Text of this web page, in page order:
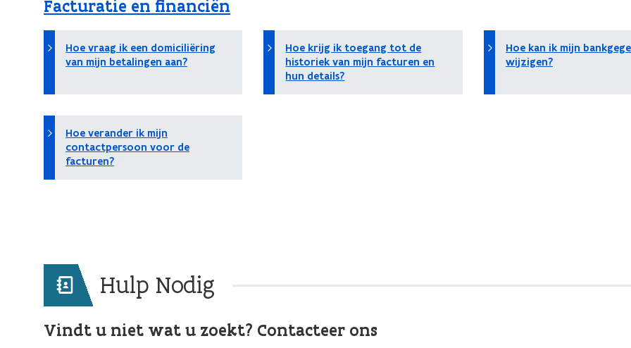
Facturatie en financiën
Hoe vraag ik een domiciliëring
van mijn betalingen aan?
Hoe krijg ik toegang tot de
historiek van mijn facturen en
hun details?
Hoe kan ik mijn
wijzigen?
Hoe verander ik mijn
contactpersoon voor de
facturen?
Hulp Nodig
Vindt u niet wat u zoekt? Contacteer ons